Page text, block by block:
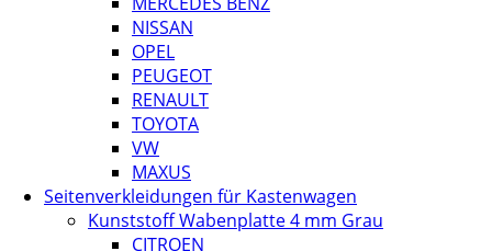
NISSAN
OPEL
PEUGEOT
RENAULT
TOYOTA
VW
MAXUS
Seitenverkleidungen für Kastenwagen
Kunststoff Wabenplatte 4 mm Grau
CITROEN